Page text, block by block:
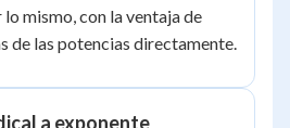
mismo, con la ventaja de
de las potencias directamente.
a exponente